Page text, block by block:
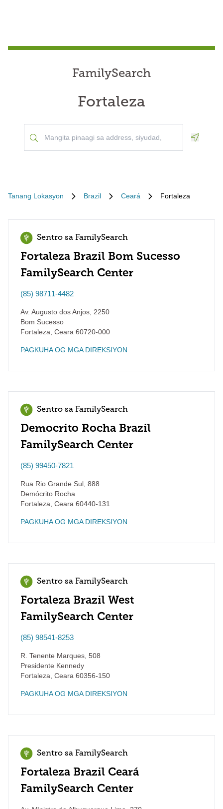
FamilySearch
Fortaleza
Tanang Lokasyon Brazil Ceará Fortaleza
Sentro sa FamilySearch
Fortaleza Brazil Bom Sucesso
FamilySearch Center
(85) 98711-4482
Av. Augusto dos Anjos, 2250
Bom Sucesso
Fortaleza Ceara 60720-000
PAGKUHA OG MGA DIREKSIYON
Sentro sa FamilySearch
Democrito Rocha Brazil
FamilySearch Center
(85) 99450-7821
Rua Rio Grande Sul, 888
Demócrito Rocha
Fortaleza Ceara 60440-131
PAGKUHA OG MGA DIREKSIYON
Sentro sa FamilySearch
Fortaleza Brazil West
FamilySearch Center
(85) 98541-8253
R. Tenente Marques, 508
Presidente Kennedy
Fortaleza Ceara 60356-150
PAGKUHA OG MGA DIREKSIYON
Sentro sa FamilySearch
Fortaleza Brazil Ceará
FamilySearch Center